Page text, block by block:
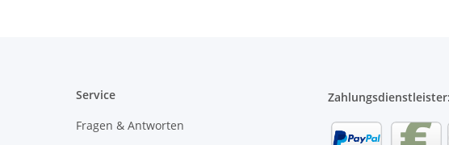
Service
Fragen & Antworten
Zahlungsdienstleister: